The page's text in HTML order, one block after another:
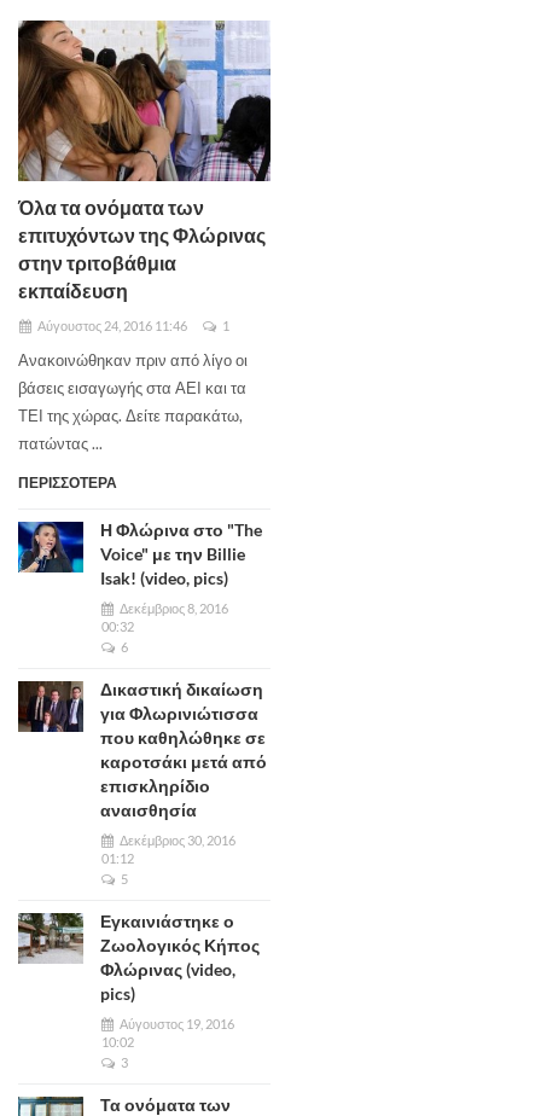
Όλα τα ονόματα των
επιτυχόντων της Φλώρινας
στην τριτοβάθμια
εκπαίδευση
Αύγουστος 24, 2016 11:46 1
Ανακοινώθηκαν πριν από λίγο οι
βάσεις εισαγωγής στα ΑΕΙ και τα
ΤΕΙ της χώρας. Δείτε παρακάτω,
πατώντας ...
ΠΕΡΙΣΣΟΤΕΡΑ
Η Φλώρινα στο "The
Voice" με την Billie
Isak! (video, pics)
Δεκέμβριος 8, 2016
00:32
6
Δικαστική δικαίωση
για Φλωρινιώτισσα
που καθηλώθηκε σε
καροτσάκι μετά από
επισκληρίδιο
αναισθησία
Δεκέμβριος 30, 2016
01:12
5
Εγκαινιάστηκε ο
Ζωολογικός Κήπος
Φλώρινας (video,
pics)
Αύγουστος 19, 2016
10:02
3
Τα ονόματα των